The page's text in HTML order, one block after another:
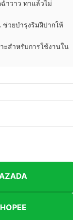
ำวาว ทาแล้วไม่
วยบำรุงริมฝีปากให้
ะสำหรับการใช้งานใน